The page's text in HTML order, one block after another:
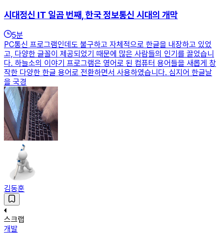
시대정신 IT 일곱 번째, 한국 정보통신 시대의 개막
5분
PC통신 프로그램인데도 불구하고 자체적으로 한글을 내장하고 있었
고, 다양한 글꼴이 제공되었기 때문에 많은 사람들의 인기를 끌었습니
다. 하늘소의 이야기 프로그램은 영어로 된 컴퓨터 용어들을 새롭게 창
작한 다양한 한글 용어로 전환하면서 사용하였습니다. 심지어 한글날
을 국경
김동훈
스크랩
개발